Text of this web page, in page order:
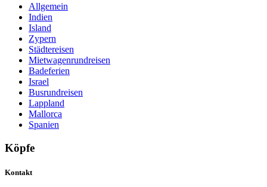
Allgemein
Indien
Island
Zypern
Städtereisen
Mietwagenrundreisen
Badeferien
Israel
Busrundreisen
Lappland
Mallorca
Spanien
Köpfe
Kontakt